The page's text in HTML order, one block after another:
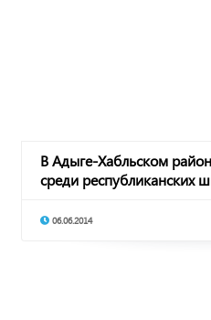
В Адыге-Хабльском
среди республиканских
06.06.2014